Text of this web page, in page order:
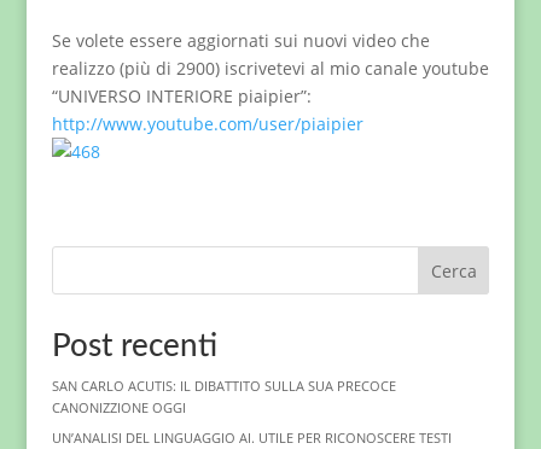
Se volete essere aggiornati sui nuovi video che
realizzo (più di 2900) iscrivetevi al mio canale youtube
“UNIVERSO INTERIORE piaipier”:
http://www.youtube.com/user/piaipier
Cerca
Post recenti
SAN CARLO ACUTIS: IL DIBATTITO SULLA SUA PRECOCE
CANONIZZIONE OGGI
UN’ANALISI DEL LINGUAGGIO AI. UTILE PER RICONOSCERE TESTI